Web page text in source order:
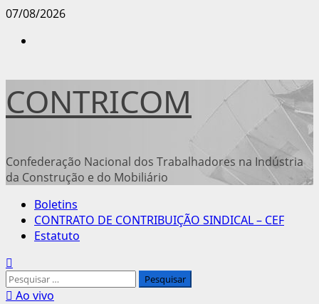
Avançar
07/08/2026
CONTRICOM
Confederação Nacional dos Trabalhadores na Indústria
da Construção e do Mobiliário
Menu
principal
Boletins
CONTRATO DE CONTRIBUIÇÃO SINDICAL – CEF
Estatuto
Pesquisar
por:Ao vivo